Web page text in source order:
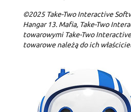
©2025 Take-Two Interactive
Hangar 13. Mafia, Take-Two
towarowymi Take-Two
towarowe należą do ich